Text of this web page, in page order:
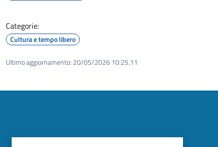
Categorie:
Cultura e tempo libero
Ultimo aggiornamento: 20/05/2026 10:25.11